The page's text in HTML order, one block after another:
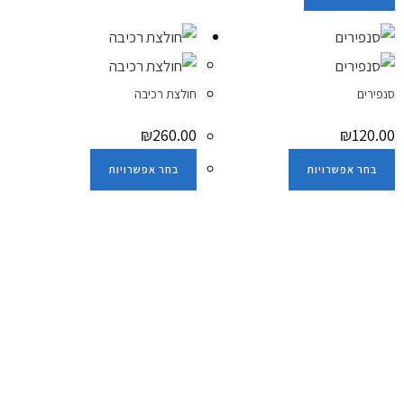
סנפירים
₪120.00
בחר אפשרויות
חולצת רכיבה
₪260.00
בחר אפשרויות